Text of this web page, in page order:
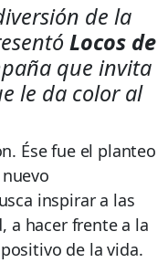
de la
Locos de
que invita
le da color al
Ése fue el planteo
inspirar a las
a hacer frente a la
de la vida.